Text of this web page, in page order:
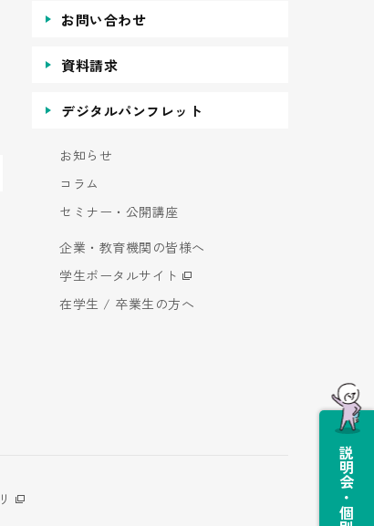
お問い合わせ
資料請求
デジタルパンフレット
お知らせ
コラム
セミナー・公開講座
企業・教育機関の皆様へ
学生ポータルサイト
在学生 / 卒業生の方へ